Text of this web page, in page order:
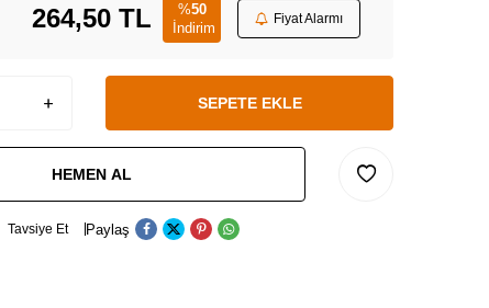
264,50 TL %50
İndirim
Fiyat Alarmı
SEPETE EKLE
HEMEN AL
Tavsiye Et Paylaş